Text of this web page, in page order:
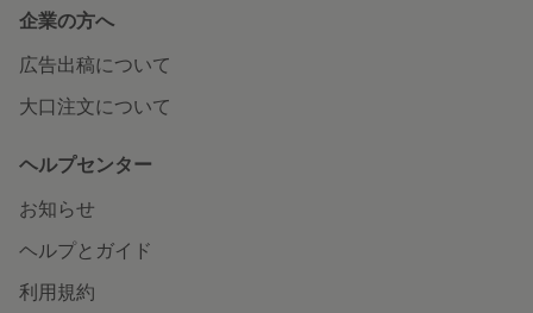
企業の方へ
広告出稿について
大口注文について
ヘルプセンター
お知らせ
ヘルプとガイド
利用規約